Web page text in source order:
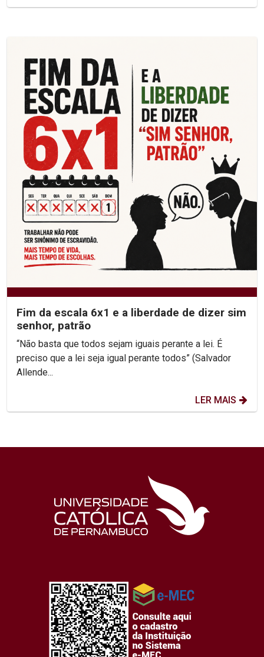
Fim da escala 6x1 e a liberdade de dizer sim
senhor, patrão
“Não basta que todos sejam iguais perante a lei. É
preciso que a lei seja igual perante todos” (Salvador
Allende...
LER MAIS